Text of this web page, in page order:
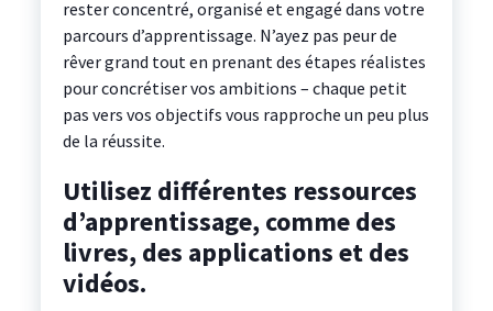
rester concentré, organisé et engagé dans votre
parcours d’apprentissage. N’ayez pas peur de
rêver grand tout en prenant des étapes réalistes
pour concrétiser vos ambitions – chaque petit
pas vers vos objectifs vous rapproche un peu plus
de la réussite.
Utilisez différentes ressources
d’apprentissage, comme des
livres, des applications et des
vidéos.